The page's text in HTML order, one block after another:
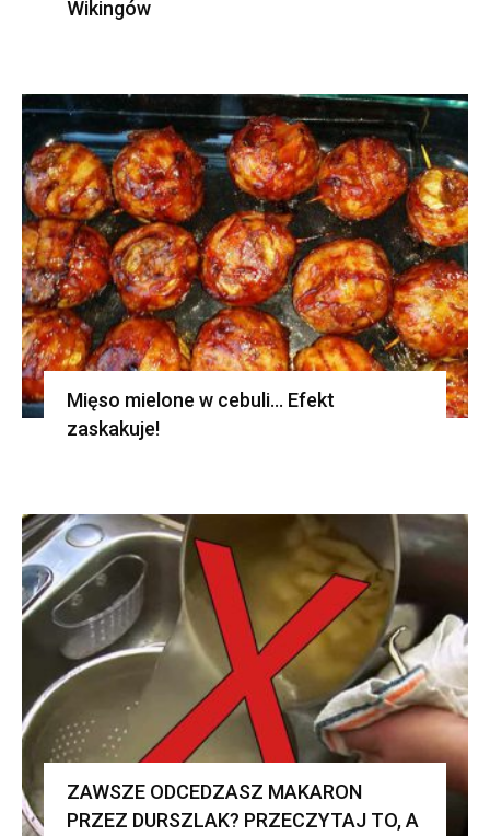
Wikingów
Mięso mielone w cebuli… Efekt
zaskakuje!
ZAWSZE ODCEDZASZ MAKARON
PRZEZ DURSZLAK? PRZECZYTAJ TO, A